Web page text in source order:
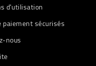
d'utilisation
paiement sécurisés
nous